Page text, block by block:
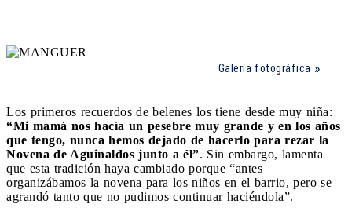
Galería fotográfica
Los primeros recuerdos de belenes los tiene desde muy niña:
“Mi mamá nos hacía un pesebre muy grande y en los años
que tengo, nunca hemos dejado de hacerlo para rezar la
Novena de Aguinaldos junto a él”. Sin embargo, lamenta
que esta tradición haya cambiado porque “antes
organizábamos la novena para los niños en el barrio, pero se
agrandó tanto que no pudimos continuar haciéndola”.